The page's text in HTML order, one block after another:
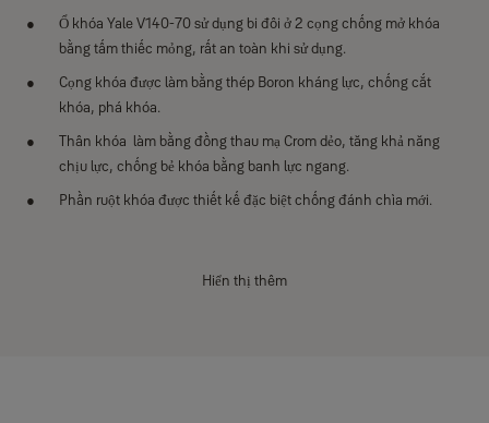
Ổ khóa Yale V140-70 sử dụng bi đôi ở 2 cọng chống mở khóa
bằng tấm thiếc mỏng, rất an toàn khi sử dụng.
Cọng khóa được làm bằng thép Boron kháng lực, chống cắt
khóa, phá khóa.
Thân khóa làm bằng đồng thau mạ Crom dẻo, tăng khả năng
chịu lực, chống bẻ khóa bằng banh lực ngang.
Phần ruột khóa được thiết kế đặc biệt chống đánh chìa mới.
Hiển thị thêm